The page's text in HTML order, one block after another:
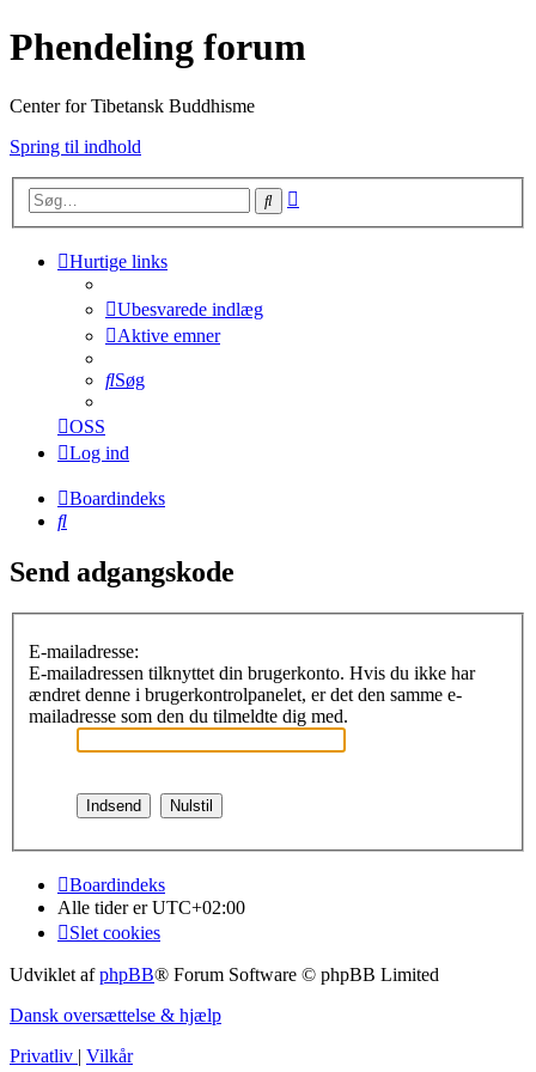
Phendeling forum
Center for Tibetansk Buddhisme
Spring til indhold
Søg
Hurtige links
Ubesvarede indlæg
Aktive emner
Søg
OSS
Log ind
Boardindeks
Søg
Send adgangskode
E-mailadresse:
E-mailadressen tilknyttet din brugerkonto. Hvis du ikke har
ændret denne i brugerkontrolpanelet, er det den samme e-
mailadresse som den du tilmeldte dig med.
Boardindeks
Alle tider erUTC+02:00
Slet cookies
Udviklet afphpBB® Forum Software © phpBB Limited
Dansk oversættelse & hjælp
Privatliv | Vilkår